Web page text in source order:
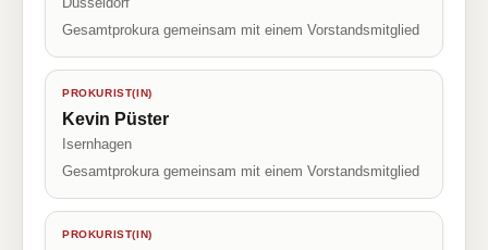
Gesamtprokura gemeinsam mit einem Vorstandsmitglied
PROKURIST(IN)
Kevin Püster
Isernhagen
Gesamtprokura gemeinsam mit einem Vorstandsmitglied
PROKURIST(IN)